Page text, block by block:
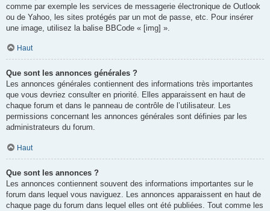
comme par exemple les services de messagerie électronique de Outlook
ou de Yahoo, les sites protégés par un mot de passe, etc. Pour insérer
une image, utilisez la balise BBCode « [img] ».
Haut
Que sont les annonces générales ?
Les annonces générales contiennent des informations très importantes
que vous devriez consulter en priorité. Elles apparaissent en haut de
chaque forum et dans le panneau de contrôle de l’utilisateur. Les
permissions concernant les annonces générales sont définies par les
administrateurs du forum.
Haut
Que sont les annonces ?
Les annonces contiennent souvent des informations importantes sur le
forum dans lequel vous naviguez. Les annonces apparaissent en haut de
chaque page du forum dans lequel elles ont été publiées. Tout comme les